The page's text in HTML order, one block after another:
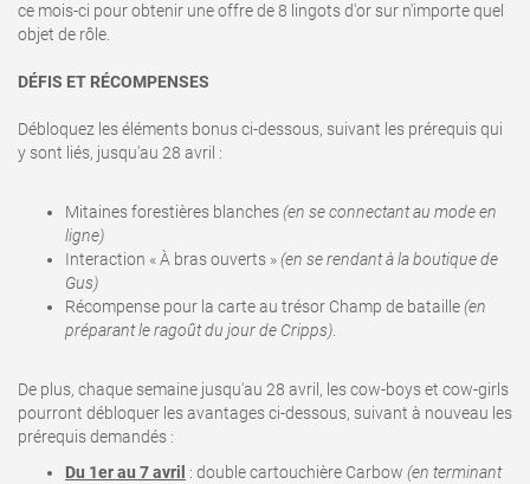
ce mois-ci pour obtenir une offre de 8 lingots d'or sur n'importe quel
objet de rôle.
DÉFIS ET RÉCOMPENSES
Débloquez les éléments bonus ci-dessous, suivant les prérequis qui
y sont liés, jusqu'au 28 avril :
Mitaines forestières blanches(en se connectant au mode en
ligne)
Interaction « À bras ouverts »(en se rendant à la boutique de
Gus)
Récompense pour la carte au trésor Champ de bataille(en
préparant le ragoût du jour de Cripps).
De plus, chaque semaine jusqu'au 28 avril, les cow-boys et cow-girls
pourront débloquer les avantages ci-dessous, suivant à nouveau les
prérequis demandés :
Du 1er au 7 avril : double cartouchière Carbow (en terminant